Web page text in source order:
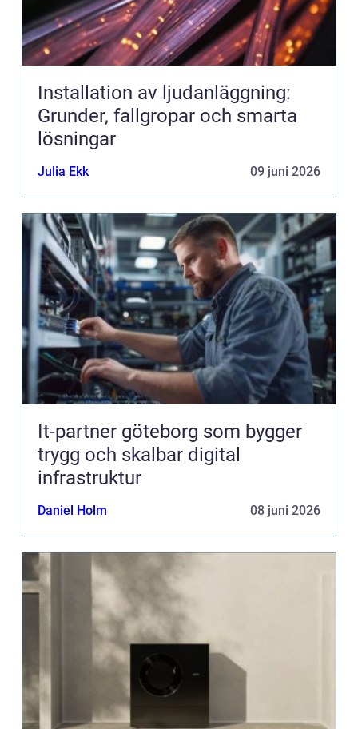
Installation av ljudanläggning:
Grunder, fallgropar och smarta
lösningar
Julia Ekk 09 juni 2026
It-partner göteborg som bygger
trygg och skalbar digital
infrastruktur
Daniel Holm 08 juni 2026